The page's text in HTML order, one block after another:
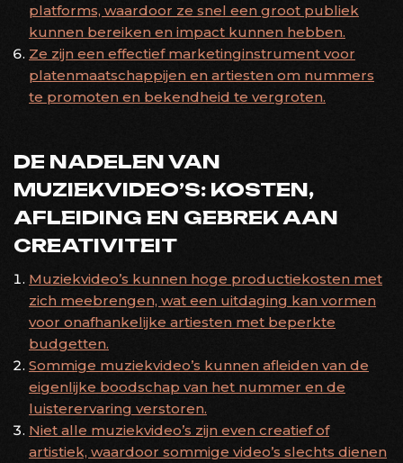
platforms, waardoor ze snel een groot publiek
kunnen bereiken en impact kunnen hebben.
Ze zijn een effectief marketinginstrument voor
platenmaatschappijen en artiesten om nummers
te promoten en bekendheid te vergroten.
DE NADELEN VAN
MUZIEKVIDEO’S: KOSTEN,
AFLEIDING EN GEBREK AAN
CREATIVITEIT
Muziekvideo’s kunnen hoge productiekosten met
zich meebrengen, wat een uitdaging kan vormen
voor onafhankelijke artiesten met beperkte
budgetten.
Sommige muziekvideo’s kunnen afleiden van de
eigenlijke boodschap van het nummer en de
luisterervaring verstoren.
Niet alle muziekvideo’s zijn even creatief of
artistiek, waardoor sommige video’s slechts dienen